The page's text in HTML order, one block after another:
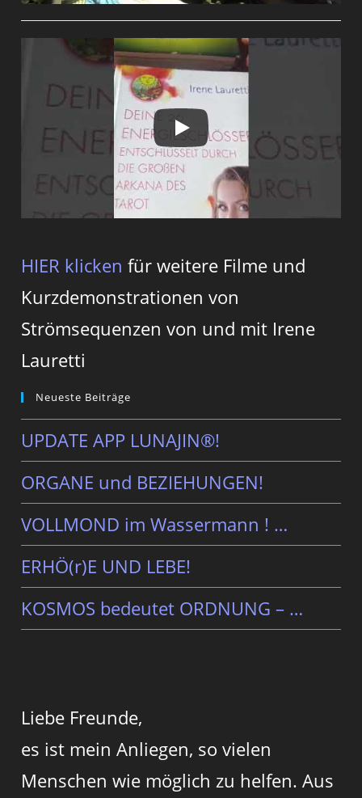
HIER klicken für weitere Filme und
Kurzdemonstrationen von
Strömsequenzen von und mit Irene
Lauretti
Neueste Beiträge
UPDATE APP LUNAJIN®!
ORGANE und BEZIEHUNGEN!
VOLLMOND im Wassermann ! …
ERHÖ(r)E UND LEBE!
KOSMOS bedeutet ORDNUNG – …
Liebe Freunde,
es ist mein Anliegen, so vielen
Menschen wie möglich zu helfen. Aus